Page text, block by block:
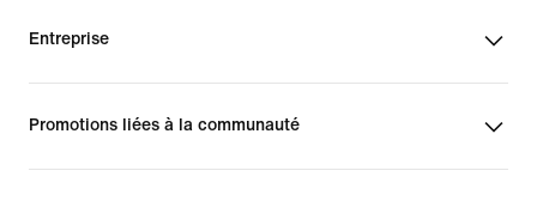
Entreprise
Promotions liées à la communauté